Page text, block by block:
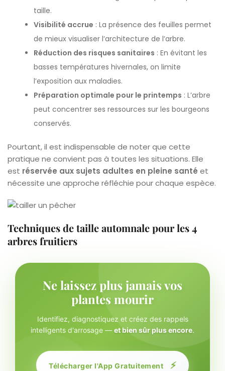
taille.
Visibilité accrue : La présence des feuilles permet
de mieux visualiser l’architecture de l’arbre.
Réduction des risques sanitaires : En évitant les
basses températures hivernales, on limite
l’exposition aux maladies.
Préparation optimale pour le printemps : L’arbre
peut concentrer ses ressources sur les bourgeons
conservés.
Pourtant, il est indispensable de noter que cette
pratique ne convient pas à toutes les situations. Elle
est réservée aux sujets adultes en pleine santé et
nécessite une approche réfléchie pour chaque espèce.
Techniques de taille automnale pour les 4
arbres fruitiers
Ne laissez plus jamais vos
plantes mourir
Identifiez, diagnostiquez et créez des rappels
intelligents d'arrosage — et bien sûr plus encore.
Télécharger l'App Gratuitement ⚡